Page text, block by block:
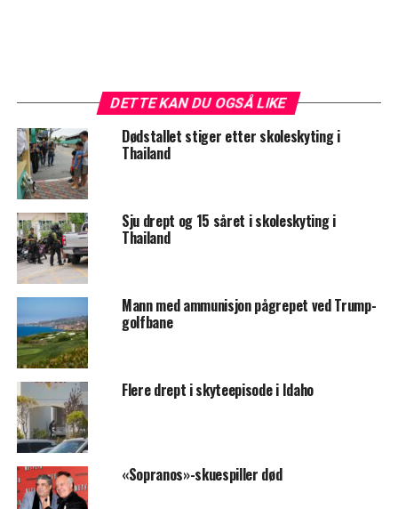
DETTE KAN DU OGSÅ LIKE
Dødstallet stiger etter skoleskyting i
Thailand
Sju drept og 15 såret i skoleskyting i
Thailand
Mann med ammunisjon pågrepet ved Trump-
golfbane
Flere drept i skyteepisode i Idaho
«Sopranos»-skuespiller død